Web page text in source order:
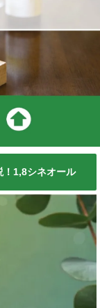
！1,8シネオール